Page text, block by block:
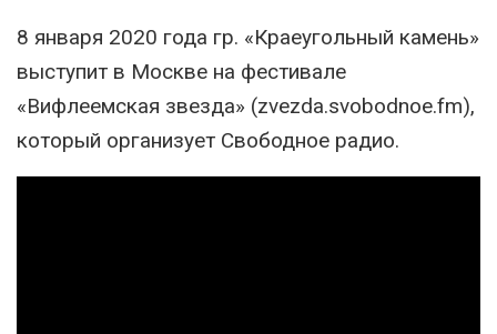
8 января 2020 года гр. «Краеугольный камень»
выступит в Москве на фестивале
«Вифлеемская звезда» (zvezda.svobodnoe.fm),
который организует Свободное радио.